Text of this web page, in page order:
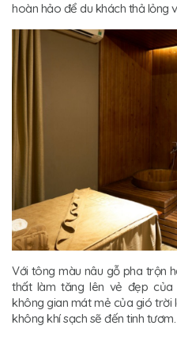
hoàn hảo để du khách thả lỏng
Với tông màu nâu gỗ pha trộn
thất làm tăng lên vẻ đẹp của
không gian mát mẻ của gió trời
không khí sạch sẽ đến tinh tươm.